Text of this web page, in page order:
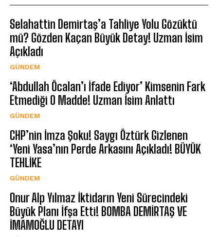
Selahattin Demirtaş’a Tahliye Yolu Gözüktü
mü? Gözden Kaçan Büyük Detay! Uzman İsim
Açıkladı
GÜNDEM
‘Abdullah Öcalan’ı İfade Ediyor’ Kimsenin Fark
Etmediği O Madde! Uzman İsim Anlattı
GÜNDEM
CHP’nin İmza Şoku! Saygı Öztürk Gizlenen
‘Yeni Yasa’nın Perde Arkasını Açıkladı! BÜYÜK
TEHLİKE
GÜNDEM
Onur Alp Yılmaz İktidarın Yeni Sürecindeki
Büyük Planı İfşa Etti! BOMBA DEMİRTAŞ VE
İMAMOĞLU DETAYI